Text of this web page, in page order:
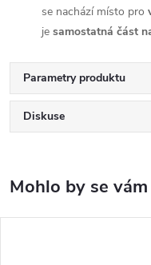
se nachází místo pro
je samostatná část
Parametry produktu
Diskuse